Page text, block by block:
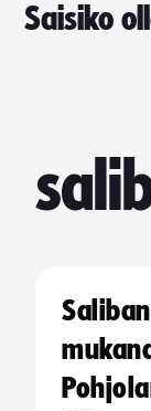
Saisiko